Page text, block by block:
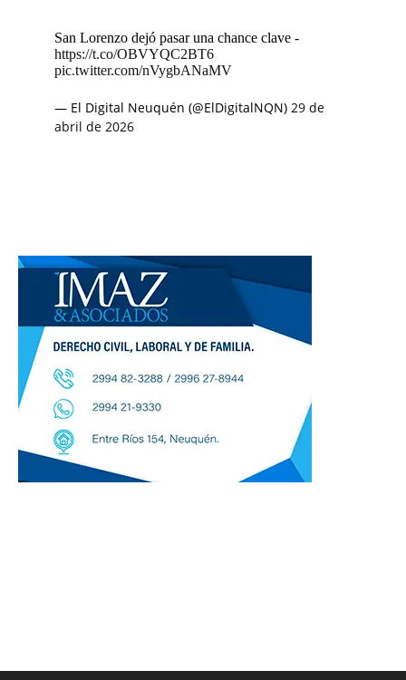
San Lorenzo dejó pasar una chance clave -
https://t.co/OBVYQC2BT6
pic.twitter.com/nVygbANaMV
— El Digital Neuquén (@ElDigitalNQN) 29 de
abril de 2026